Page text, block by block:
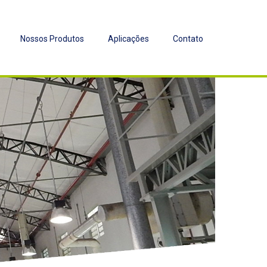
Nossos Produtos Aplicações Contato